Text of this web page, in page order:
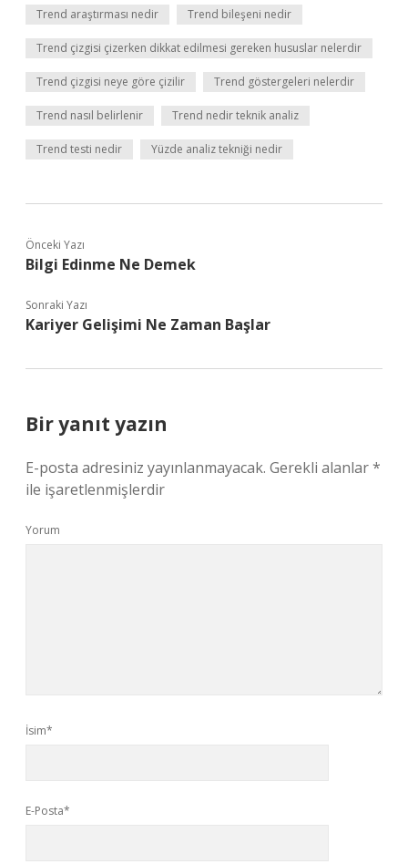
Trend araştırması nedir Trend bileşeni nedir
Trend çizgisi çizerken dikkat edilmesi gereken hususlar nelerdir
Trend çizgisi neye göre çizilir Trend göstergeleri nelerdir
Trend nasıl belirlenir Trend nedir teknik analiz
Trend testi nedir Yüzde analiz tekniği nedir
Önceki Yazı
Bilgi Edinme Ne Demek
Sonraki Yazı
Kariyer Gelişimi Ne Zaman Başlar
Bir yanıt yazın
E-posta adresiniz yayınlanmayacak. Gerekli alanlar*
ile işaretlenmişlerdir
Yorum
İsim*
E-Posta*